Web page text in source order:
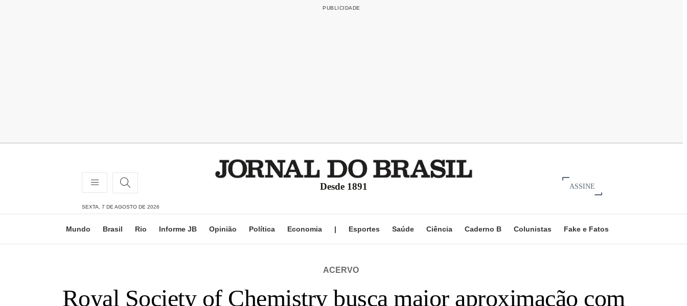
Desde 1891 ASSINE
SEXTA, 7 DE AGOSTO DE 2026
Mundo Brasil Rio Informe JB Opinião Política Economia | Esportes Saúde Ciência Caderno B Colunistas Fake e Fatos
ACERVO
Royal Society of Chemistry busca maior aproximação com